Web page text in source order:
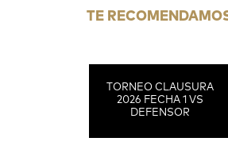
TE
TORNEO CLAUSURA
2026 FECHA 1 VS
DEFENSOR